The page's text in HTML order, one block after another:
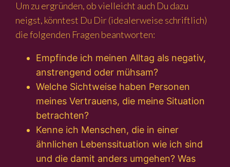
Um zu ergründen, ob vielleicht auch Du dazu
neigst, könntest Du Dir (idealerweise schriftlich)
die folgenden Fragen beantworten:
Empfinde ich meinen Alltag als negativ,
anstrengend oder mühsam?
Welche Sichtweise haben Personen
meines Vertrauens, die meine Situation
betrachten?
Kenne ich Menschen, die in einer
ähnlichen Lebenssituation wie ich sind
und die damit anders umgehen? Was